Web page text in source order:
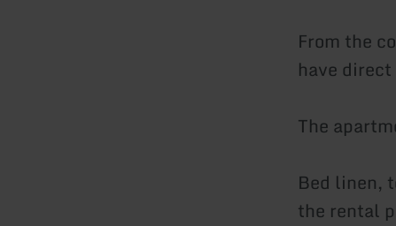
From the
have
The
Bed linen,
the rental